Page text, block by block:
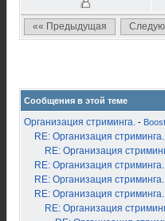
«« Предыдущая
Сообщения в этой теме
Организация стриминга. -
RE: Организация стриминга.
RE: Организация
RE: Организация стриминга.
RE: Организация стриминга.
RE: Организация стриминга.
RE: Организация